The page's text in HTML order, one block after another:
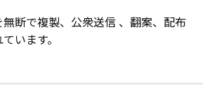
断で複製、公衆送信 、翻案、配布
います。